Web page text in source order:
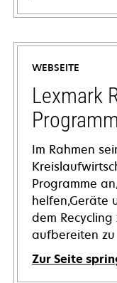
wird
in
neuen
Registerkarte
geöffnet
WEBSEITE
Lexmark
Im Rahmen
Programme
helfen,Geräte
dem
aufbereiten zu
Zur Seite